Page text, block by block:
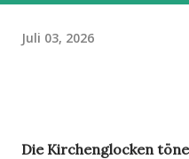
Juli 03, 2026
Die Kirchenglocken